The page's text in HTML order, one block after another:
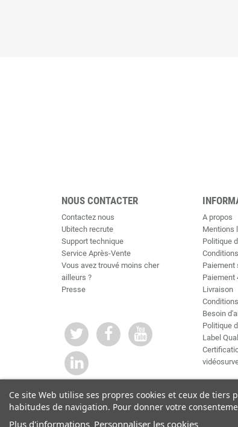
NOUS CONTACTER
Contactez nous
Ubitech recrute
Support technique
Service Après-Vente
Vous avez trouvé moins cher
ailleurs ?
Presse
A propos
Mentions
Politique
Paiement
Paiement
Livraison
Besoin
Politique
Label
Ce site Web utilise ses propres cookies et ceux de
habitudes de navigation. Pour donner votre
Plus d'informations Personnaliser les cookies